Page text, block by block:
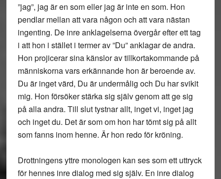
”jag”, jag är en som eller jag är inte en som. Hon
pendlar mellan att vara någon och att vara nästan
ingenting. De inre anklagelserna övergår efter ett tag
i att hon i stället i termer av ”Du” anklagar de andra.
Hon projicerar sina känslor av tillkortakommande på
människorna vars erkännande hon är beroende av.
Du är inget värd, Du är undermålig och Du har svikit
mig. Hon försöker stärka sig själv genom att ge sig
på alla andra. Till slut tystnar allt, inget vi, inget jag
och inget du. Det är som om hon har tömt sig på allt
som fanns inom henne. Är hon redo för kröning.
Drottningens yttre monologen kan ses som ett uttryck
för hennes inre dialog med sig själv. En inre dialog